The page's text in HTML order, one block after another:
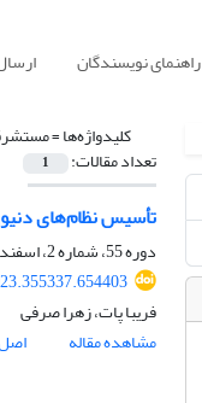
راهنمای نویسندگان
کلیدواژه‌ها =
تعداد مقالات: 1
تأسیس نظام‌های
دوره 55، شماره 2، اسفند 1401، صفحه
فریبا پات، زهرا صرفی
مشاهده مقاله